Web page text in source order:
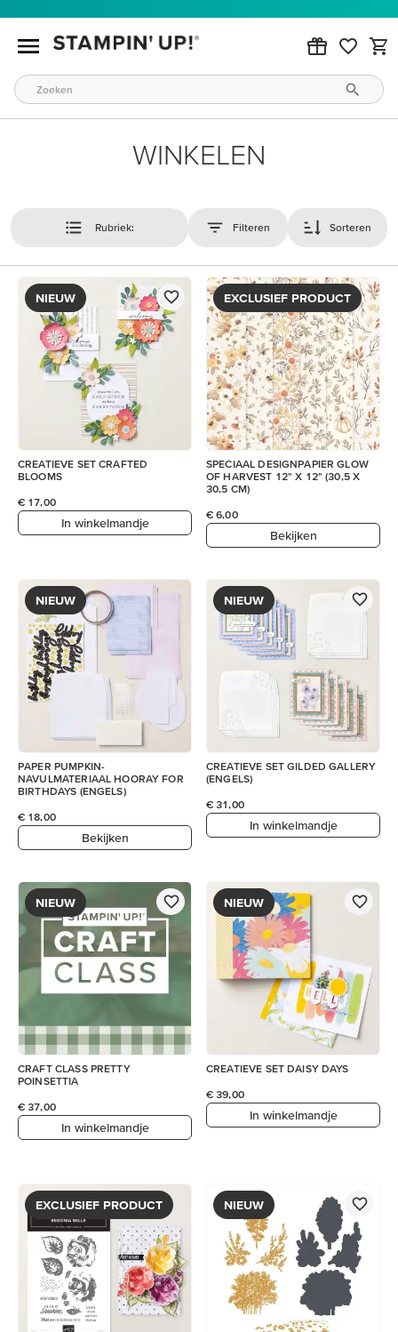
WINKELEN
Rubriek: Filteren Sorteren
NIEUW
CREATIEVE SET CRAFTED
BLOOMS
€ 17,00
In winkelmandje
EXCLUSIEF PRODUCT
SPECIAAL DESIGNPAPIER GLOW
OF HARVEST 12" X 12" (30,5 X
30,5 CM)
€ 6,00
Bekijken
NIEUW
PAPER PUMPKIN-
NAVULMATERIAAL HOORAY FOR
BIRTHDAYS (ENGELS)
€ 18,00
Bekijken
NIEUW
CREATIEVE SET GILDED GALLERY
(ENGELS)
€ 31,00
In winkelmandje
NIEUW
CRAFT CLASS PRETTY
POINSETTIA
€ 37,00
In winkelmandje
NIEUW
CREATIEVE SET DAISY DAYS
€ 39,00
In winkelmandje
EXCLUSIEF PRODUCT NIEUW